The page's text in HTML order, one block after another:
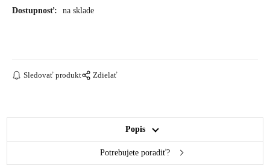
Dostupnosť: na sklade
Sledovať produkt Zdielať
Popis
Potrebujete poradiť?